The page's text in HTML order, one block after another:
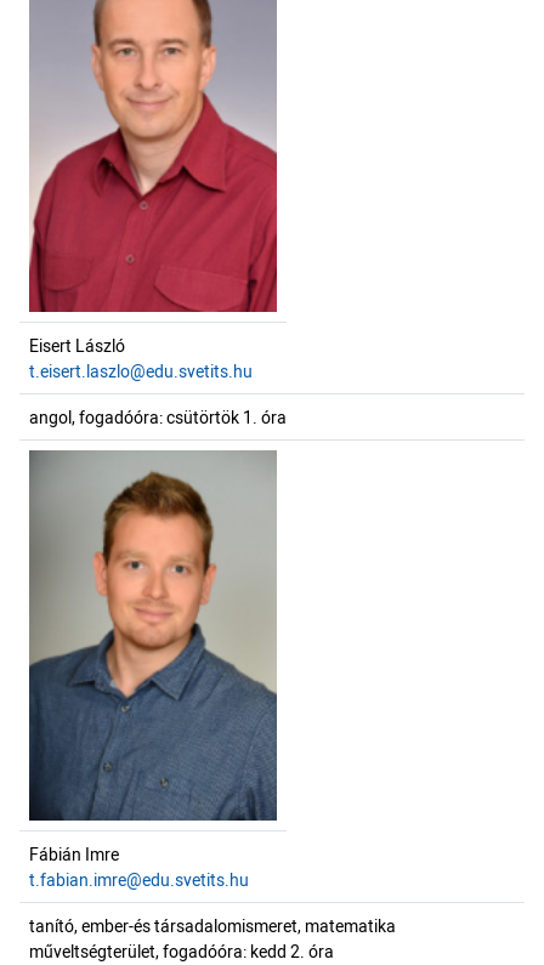
Eisert László
t.eisert.laszlo@edu.svetits.hu
angol, fogadóóra: csütörtök 1. óra
Fábián Imre
t.fabian.imre@edu.svetits.hu
tanító, ember-és társadalomismeret, matematika
műveltségterület, fogadóóra: kedd 2. óra